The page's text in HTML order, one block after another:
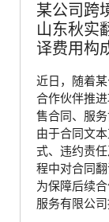
某公司跨
山东秋实
译费用构
近日，随着
合作伙伴推
售合同、服
由于合同文
式、违约责
程中对合同
为保障后续
服务有限公